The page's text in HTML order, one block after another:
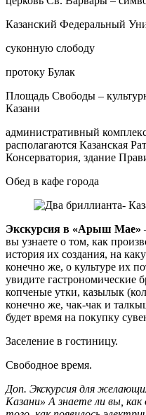
Казанский Федеральный
суконную слободу
протоку Булак
Площадь Свободы –
Казани
административный
располагаются Казанская
Консерватория, здание
Обед в кафе города
Экскурсия в «Арыш Мае»
вы узнаете о том, как
история их создания, на
конечно же, о культуре их
увидите гастрономические
копченые утки, казылык
конечно же, чак-чак и
будет время на покупку
Заселение в гостиницу.
Свободное время.
Доп. Экскурсия для
Казани» А знаете ли вы,